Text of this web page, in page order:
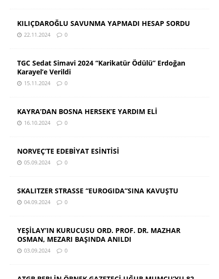
KILIÇDAROĞLU SAVUNMA YAPMADI HESAP SORDU
22.11.2024 0
TGC Sedat Simavi 2024 “Karikatür Ödülü” Erdoğan
Karayel’e Verildi
15.11.2024 0
KAYRA’DAN BOSNA HERSEK’E YARDIM ELİ
16.10.2024 0
NORVEÇ’TE EDEBİYAT ESİNTİSİ
05.09.2024 0
SKALITZER STRASSE “EUROGIDA”SINA KAVUŞTU
04.09.2024 0
YEŞİLAY’IN KURUCUSU ORD. PROF. DR. MAZHAR
OSMAN, MEZARI BAŞINDA ANILDI
03.09.2024 0